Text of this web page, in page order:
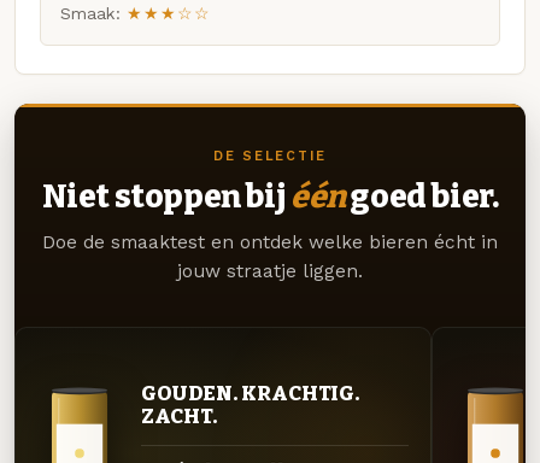
Smaak: ★★★☆☆
DE SELECTIE
Niet stoppen bij ééngoed bier.
Doe de smaaktest en ontdek welke bieren écht in
jouw straatje liggen.
GOUDEN. KRACHTIG.
ZACHT.